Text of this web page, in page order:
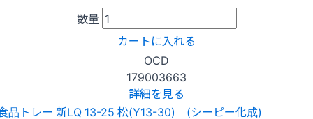
数量
カートに入れる
OCD
179003663
詳細を見る